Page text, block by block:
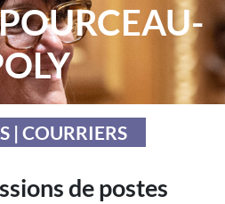
| COURRIERS
de postes